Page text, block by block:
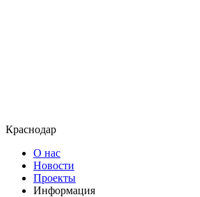
Краснодар
О нас
Новости
Проекты
Информация